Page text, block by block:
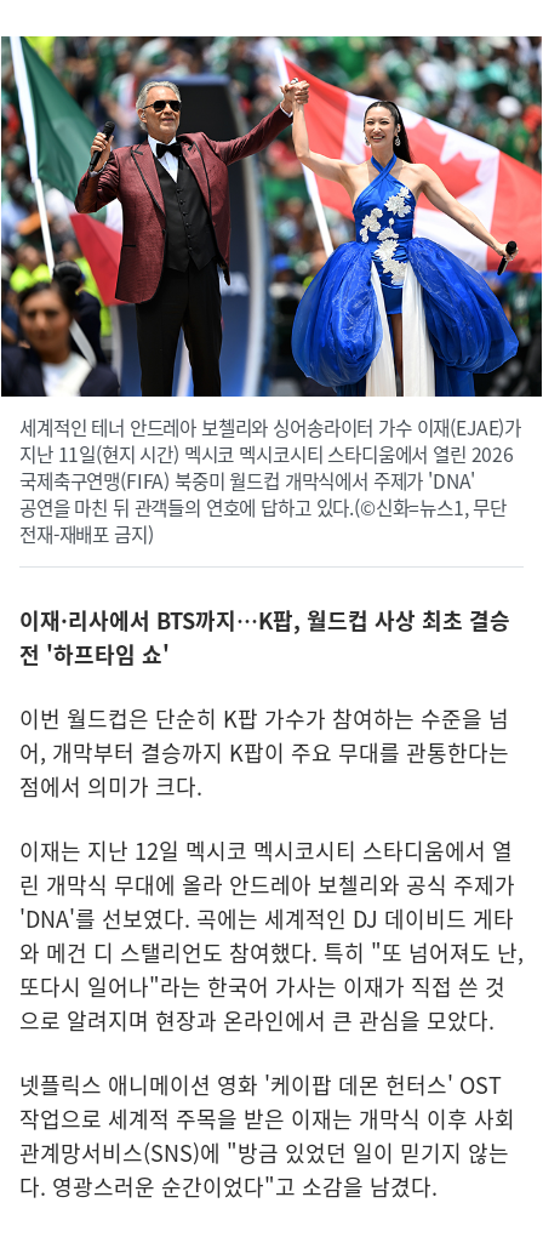
세계적인 테너 안드레아 보첼리와 싱어송라이터 가수 이재(EJAE)가
지난 11일(현지 시간) 멕시코 멕시코시티 스타디움에서 열린 2026
국제축구연맹(FIFA) 북중미 월드컵 개막식에서 주제가 'DNA'
공연을 마친 뒤 관객들의 연호에 답하고 있다.(©신화=뉴스1, 무단
전재-재배포 금지)
이재·리사에서 BTS까지…K팝, 월드컵 사상 최초 결승
전 '하프타임 쇼'
이번 월드컵은 단순히 K팝 가수가 참여하는 수준을 넘
어, 개막부터 결승까지 K팝이 주요 무대를 관통한다는
점에서 의미가 크다.
이재는 지난 12일 멕시코 멕시코시티 스타디움에서 열
린 개막식 무대에 올라 안드레아 보첼리와 공식 주제가
'DNA'를 선보였다. 곡에는 세계적인 DJ 데이비드 게타
와 메건 디 스탤리언도 참여했다. 특히 "또 넘어져도 난,
또다시 일어나"라는 한국어 가사는 이재가 직접 쓴 것
으로 알려지며 현장과 온라인에서 큰 관심을 모았다.
넷플릭스 애니메이션 영화 '케이팝 데몬 헌터스' OST
작업으로 세계적 주목을 받은 이재는 개막식 이후 사회
관계망서비스(SNS)에 "방금 있었던 일이 믿기지 않는
다. 영광스러운 순간이었다"고 소감을 남겼다.